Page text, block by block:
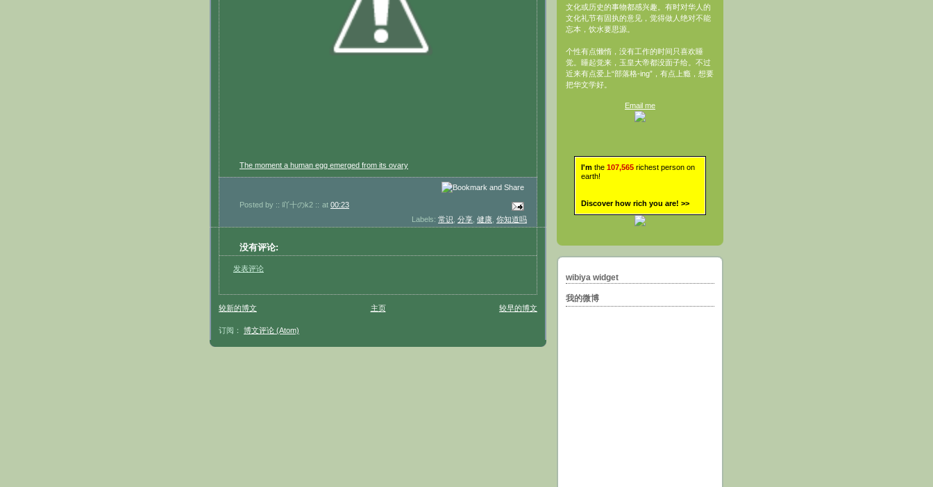
The moment a human egg emerged from its ovary
Posted by :: 吖十のk2 :: at 00:23
Labels: 常识 分享 健康 你知道吗
没有评论:
发表评论
较新的博文 较早的博文
主页
订阅： 博文评论 (Atom)
文化或历史的事物都感兴趣。有时对华人的
文化礼节有固执的意见，觉得做人绝对不能
忘本，饮水要思源。
个性有点懒惰，没有工作的时间只喜欢睡
觉。睡起觉来，玉皇大帝都没面子给。不过
近来有点爱上“部落格-ing”，有点上瘾，想要
把华文学好。
Email me
I'm the 107,565 richest person on
earth!
Discover how rich you are! >>
wibiya widget
我的微博